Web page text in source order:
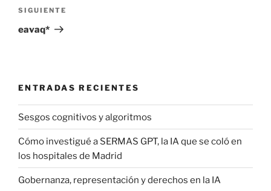
Siguiente
entrada
SIGUIENTE
eavaq*
ENTRADAS RECIENTES
Sesgos cognitivos y algoritmos
Cómo investigué a SERMAS GPT, la IA que se coló en
los hospitales de Madrid
Gobernanza, representación y derechos en la IA